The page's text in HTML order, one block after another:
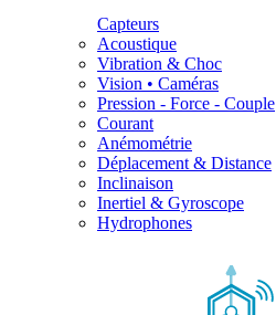
Capteurs
Acoustique
Vibration & Choc
Vision • Caméras
Pression - Force - Couple
Courant
Anémométrie
Déplacement & Distance
Inclinaison
Inertiel & Gyroscope
Hydrophones